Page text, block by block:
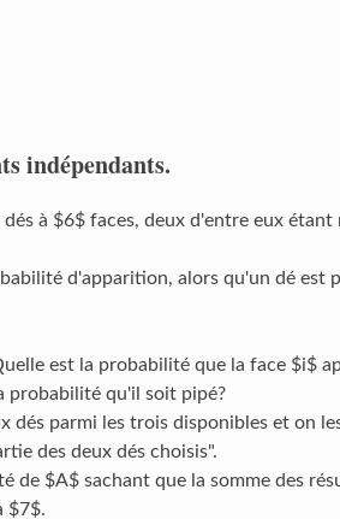
indépendants.
à $6$ faces, deux d'entre eux
d'apparition, alors qu'un dé est
est la probabilité que la face $i$
probabilité qu'il soit pipé?
parmi les trois disponibles et on
des deux dés choisis".
de $A$ sachant que la somme des
$7$.